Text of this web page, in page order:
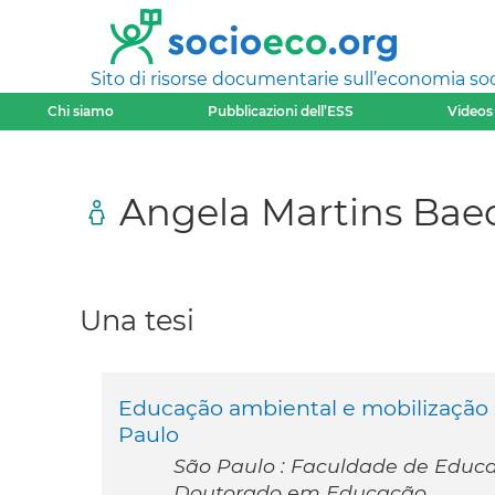
Sito di risorse documentarie sull’economia
Chi siamo Pubblicazioni dell’ESS Videos
Angela Martins
Una tesi
Educação ambiental e
Paulo
São Paulo : Faculdade de